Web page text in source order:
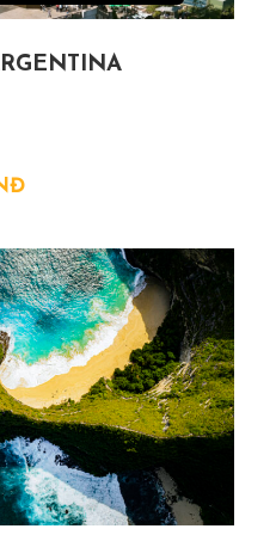
đón tiễn sân bay ở Việt
Hà Nội – Tokyo//Osaka –
phụ phí xăng dầu.
sao, 2 khách/phòng (trường
3) .
trình.
theo chương trình: nhiệt
Mức bồi thường lên đến 1